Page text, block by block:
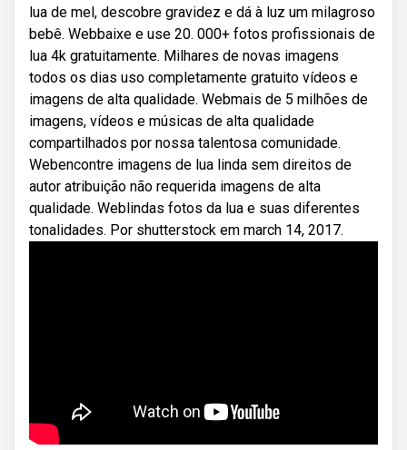
lua de mel, descobre gravidez e dá à luz um milagroso
bebê. Webbaixe e use 20. 000+ fotos profissionais de
lua 4k gratuitamente. Milhares de novas imagens
todos os dias uso completamente gratuito vídeos e
imagens de alta qualidade. Webmais de 5 milhões de
imagens, vídeos e músicas de alta qualidade
compartilhados por nossa talentosa comunidade.
Webencontre imagens de lua linda sem direitos de
autor atribuição não requerida imagens de alta
qualidade. Weblindas fotos da lua e suas diferentes
tonalidades. Por shutterstock em march 14, 2017.